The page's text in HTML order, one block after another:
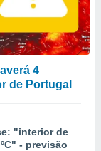
4
de Portugal
"interior de
- previsão